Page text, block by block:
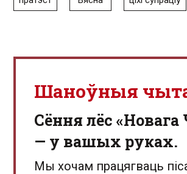
Шаноўныя
Сёння лёс «Новага
— у вашых руках.
Мы хочам працягваць